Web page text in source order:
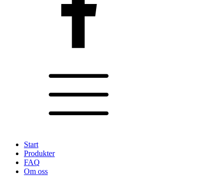
Start
Produkter
FAQ
Om oss